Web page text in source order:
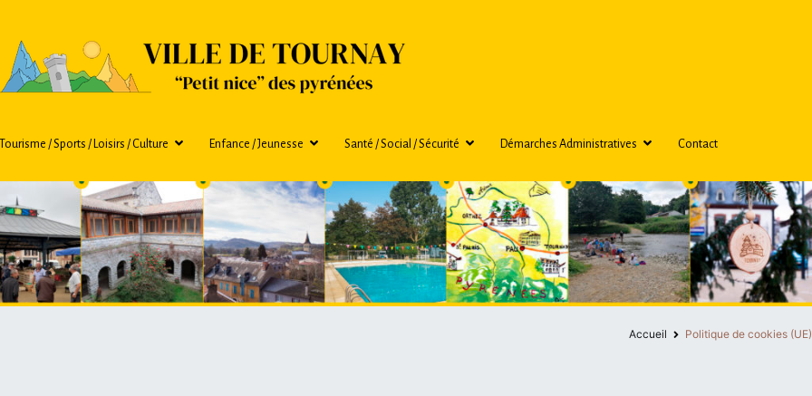
Tourisme / Sports / Loisirs / Culture Enfance / Jeunesse Santé / Social / Sécurité Démarches Administratives Contact
Accueil Politique de cookies (UE)